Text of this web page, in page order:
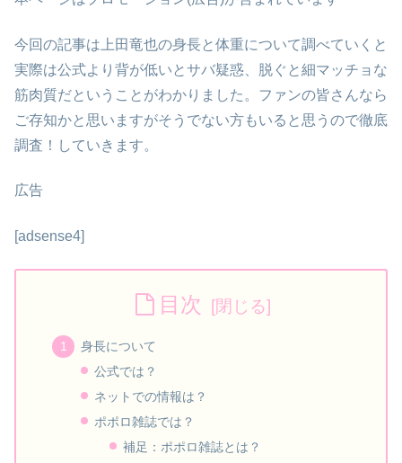
今回の記事は上田竜也の身長と体重について調べていくと
実際は公式より背が低いとサバ疑惑、脱ぐと細マッチョな
筋肉質だということがわかりました。ファンの皆さんなら
ご存知かと思いますがそうでない方もいると思うので徹底
調査！していきます。
広告
[adsense4]
目次
身長について
公式では？
ネットでの情報は？
ポポロ雑誌では？
補足：ポポロ雑誌とは？